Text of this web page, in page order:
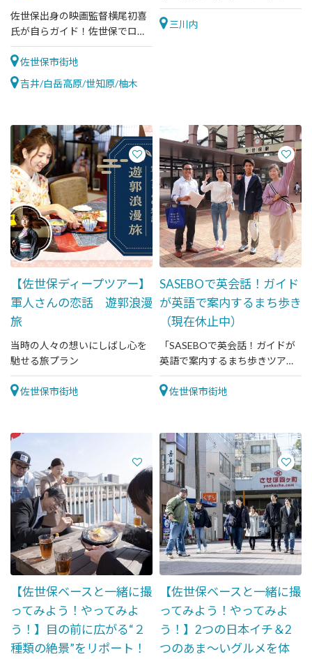
佐世保出身の映画監督横尾初喜
氏が自らガイド！佐世保でロケ
地となった場所を巡ります
佐世保市街地
吉井/白岳高原/世知原/柚木
の里をガイド付きで巡る。
三川内
【佐世保ディープツアー】
軍人さんの恋話 遊郭浪漫
旅
当時の人々の想いにしばし心を
馳せる旅プラン
佐世保市街地
SASEBOで英会話！ガイド
が英語で案内するまち歩き
（現在休止中）
「SASEBOで英会話！ガイドが
英語で案内するまち歩きツア
ー」を楽しみましょう♪
佐世保市街地
【佐世保ベースと一緒に撮
ってみよう！やってみよ
う！】目の前に広がる“２
種類の絶景”をリポート！
【佐世保ベースと一緒に撮
ってみよう！やってみよ
う！】2つの日本イチ＆2
つのあま〜いグルメを体